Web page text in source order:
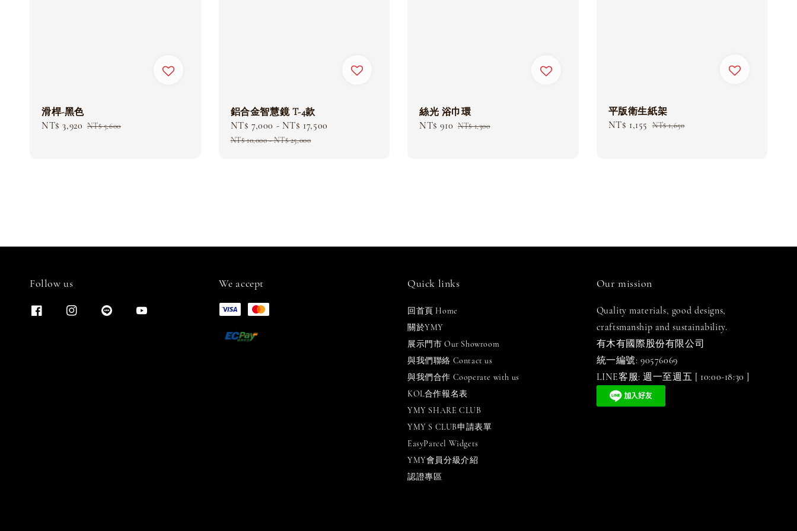
滑桿-黑色
Sale
NT$ 3,920 Regular
NT$ 5,600
鋁合金智慧鏡 T-4款
Sale
price
NT$ 7,000 - NT$ 17,500
NT$ 10,000-NT$ 25,000
絲光 浴巾環
Sale
NT$ 910 Regular
NT$ 1,300
平版衛生紙架
Sale
NT$ 1,155 Regular
NT$ 1,650
Follow us We accept Quick links
回首頁 Home
關於YMY
展示門市 Our Showroom
與我們聯絡 Contact us
與我們合作 Cooperate with us
KOL合作報名表
YMY SHARE CLUB
YMY S CLUB申請表單
EasyParcel Widgets
YMY會員分級介紹
認證專區
Our mission
Quality materials, good designs,
craftsmanship and sustainability.
有木有國際股份有限公司
統一編號: 90576069
LINE客服: 週一至週五 [ 10:00-18:30 ]